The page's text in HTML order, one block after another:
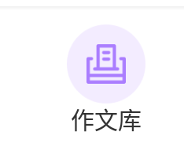
作文库